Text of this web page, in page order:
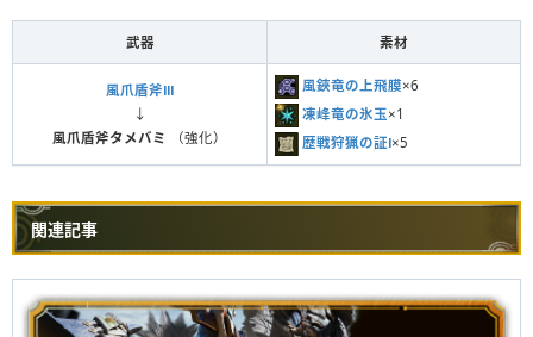
武器 素材
風爪盾斧Ⅲ
↓
風爪盾斧タメバミ
（強化）
風鋏竜の上飛膜×6
凍峰竜の氷玉×1
歴戦狩猟の証Ⅰ×5
関連記事